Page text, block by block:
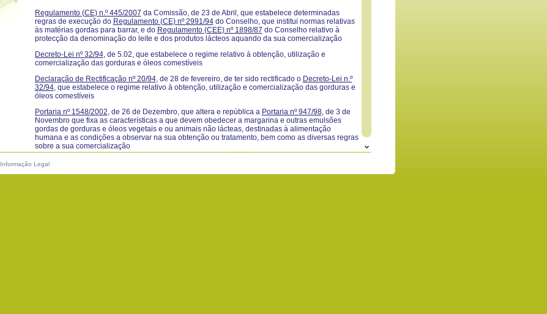
Regulamento (CE) n.º 445/2007 da Comissão, de 23 de Abril, que estabelece determinadas
regras de execução do Regulamento (CE) nº 2991/94do Conselho, que institui normas relativas
às matérias gordas para barrar, e do Regulamento (CEE) nº 1898/87 do Conselho relativo à
protecção da denominação do leite e dos produtos lácteos aquando da sua comercialização
Decreto-Lei nº 32/94, de 5.02, que estabelece o regime relativo à obtenção, utilização e
comercialização das gorduras e óleos comestíveis
Declaração de Rectificação nº 20/94, de 28 de fevereiro, de ter sido rectificado o Decreto-Lei n.º
32/94, que estabelece o regime relativo à obtenção, utilização e comercialização das gorduras e
óleos comestíveis
Portaria nº 1548/2002, de 26 de Dezembro, que altera e república a Portaria nº 947/98, de 3 de
Novembro que fixa as características a que devem obedecer a margarina e outras emulsões
gordas de gorduras e óleos vegetais e ou animais não lácteas, destinadas à alimentação
humana e as condições a observar na sua obtenção ou tratamento, bem como as diversas regras
sobre a sua comercialização
Informação Legal